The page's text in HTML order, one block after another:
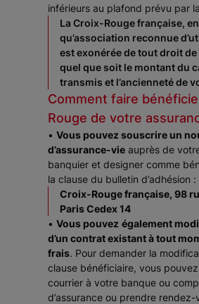
inférieurs au plafond prévu par
La Croix-Rouge française,
qu’association reconnue
est exonérée de tout droit
quel que soit le montant du
transmis et l’ancienneté de
Comment faire
Rouge de votre
• Vous pouvez souscrire un
d’assurance-vie auprès de
banquier et designer comme
la clause du bulletin d’adhésion :
Croix-Rouge française, 98
Paris Cedex 14
• Vous pouvez également
d’un contrat existant à tout
frais. Pour demander la
clause bénéficiaire, vous
courrier à votre banque ou
d’assurance ou prendre rendez-